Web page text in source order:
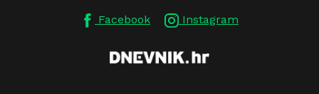
Facebook Instagram